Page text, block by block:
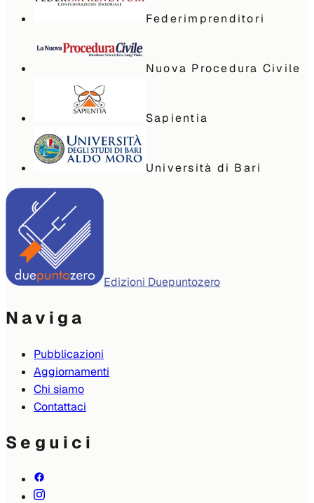
Federimprenditori
Nuova Procedura Civile
Sapientia
Università di Bari
Edizioni Duepuntozero
Naviga
Pubblicazioni
Aggiornamenti
Chi siamo
Contattaci
Seguici